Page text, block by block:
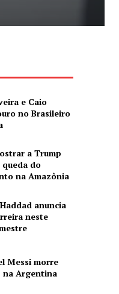
e Caio
no Brasileiro
a Trump
queda do
na Amazônia
anuncia
neste
Messi morre
na Argentina